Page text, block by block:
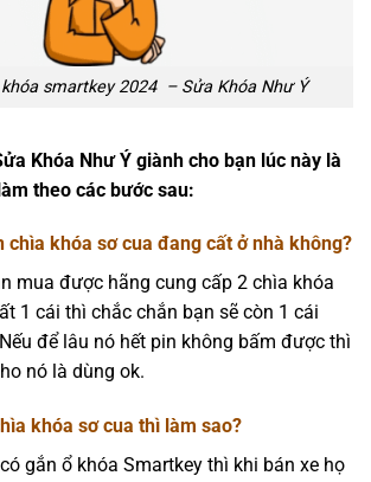
smartkey 2024 – Sửa Khóa Như Ý
Khóa Như Ý giành cho bạn lúc này là
theo các bước sau:
chìa khóa sơ cua đang cất ở nhà không?
mua được hãng cung cấp 2 chìa khóa
1 cái thì chắc chắn bạn sẽ còn 1 cái
để lâu nó hết pin không bấm được thì
nó là dùng ok.
khóa sơ cua thì làm sao?
gắn ổ khóa Smartkey thì khi bán xe họ